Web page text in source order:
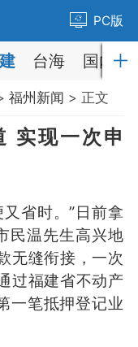
PC版
台海 国内
福州新闻 > 正文
实现一次申
省时。”日前拿
民温先生高兴地
无缝衔接，一次
过福建省不动产
一笔抵押登记业